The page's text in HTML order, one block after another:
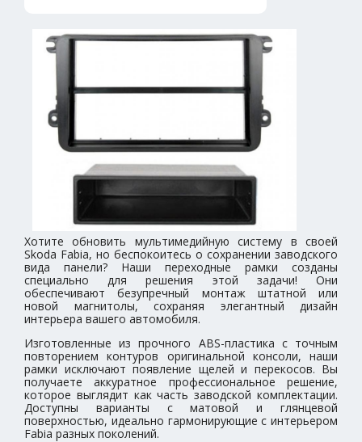
Хотите обновить мультимедийную систему в своей
Skoda Fabia, но беспокоитесь о сохранении заводского
вида панели? Наши переходные рамки созданы
специально для решения этой задачи! Они
обеспечивают безупречный монтаж штатной или
новой магнитолы, сохраняя элегантный дизайн
интерьера вашего автомобиля.
Изготовленные из прочного ABS-пластика с точным
повторением контуров оригинальной консоли, наши
рамки исключают появление щелей и перекосов. Вы
получаете аккуратное профессиональное решение,
которое выглядит как часть заводской комплектации.
Доступны варианты с матовой и глянцевой
поверхностью, идеально гармонирующие с интерьером
Fabia разных поколений.